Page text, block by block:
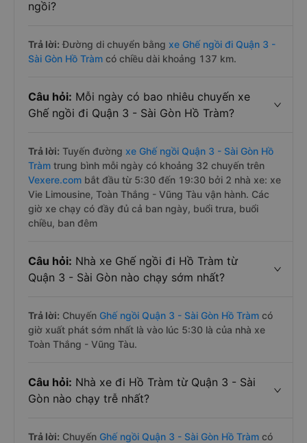
ngồi?
Trả lời: Đường di chuyển bằng xe Ghế ngồi đi Quận 3 -
Sài Gòn Hồ Tràm có chiều dài khoảng 137 km.
Câu hỏi: Mỗi ngày có bao nhiêu chuyến xe
Ghế ngồi đi Quận 3 - Sài Gòn Hồ Tràm?
Trả lời: Tuyến đường xe Ghế ngồi Quận 3 - Sài Gòn Hồ
Tràm trung bình mỗi ngày có khoảng 32 chuyến trên
Vexere.com bắt đầu từ 5:30 đến 19:30 bởi 2 nhà xe: xe
Vie Limousine, Toàn Thắng - Vũng Tàu vận hành. Các
giờ xe chạy có đầy đủ cả ban ngày, buổi trưa, buổi
chiều, ban đêm
Câu hỏi: Nhà xe Ghế ngồi đi Hồ Tràm từ
Quận 3 - Sài Gòn nào chạy sớm nhất?
Trả lời: Chuyến Ghế ngồi Quận 3 - Sài Gòn Hồ Tràm có
giờ xuất phát sớm nhất là vào lúc 5:30 là của nhà xe
Toàn Thắng - Vũng Tàu.
Câu hỏi: Nhà xe đi Hồ Tràm từ Quận 3 - Sài
Gòn nào chạy trễ nhất?
Trả lời: Chuyến Ghế ngồi Quận 3 - Sài Gòn Hồ Tràm có